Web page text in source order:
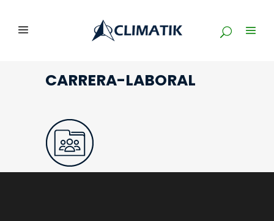
CARRERA-LABORAL